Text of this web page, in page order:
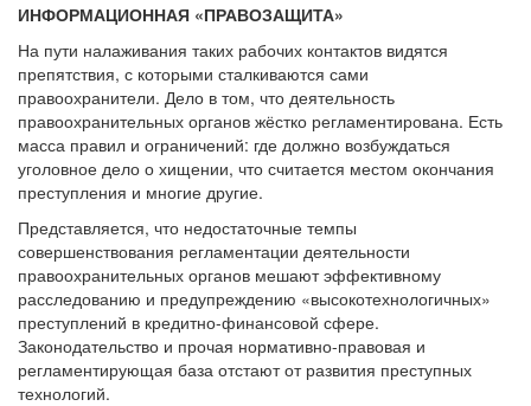
ИНФОРМАЦИОННАЯ «ПРАВОЗАЩИТА»
На пути налаживания таких рабочих контактов видятся
препятствия, с которыми сталкиваются сами
правоохранители. Дело в том, что деятельность
правоохранительных органов жёстко регламентирована. Есть
масса правил и ограничений: где должно возбуждаться
уголовное дело о хищении, что считается местом окончания
преступления и многие другие.
Представляется, что недостаточные темпы
совершенствования регламентации деятельности
правоохранительных органов мешают эффективному
расследованию и предупреждению «высокотехнологичных»
преступлений в кредитно-финансовой сфере.
Законодательство и прочая нормативно-правовая и
регламентирующая база отстают от развития преступных
технологий.